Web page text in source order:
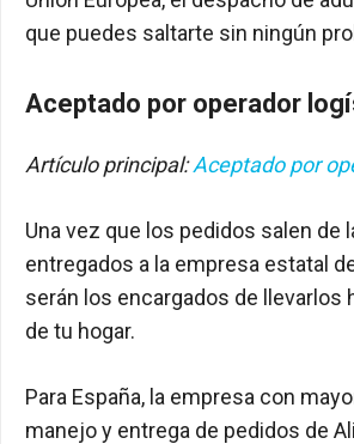
que puedes saltarte sin ningún
Aceptado por operador
Artículo principal:Aceptado por
Una vez que los pedidos salen de
entregados a la empresa estatal
serán los encargados de llevarlos
de tu hogar.
Para España, la empresa con
manejo y entrega de pedidos de